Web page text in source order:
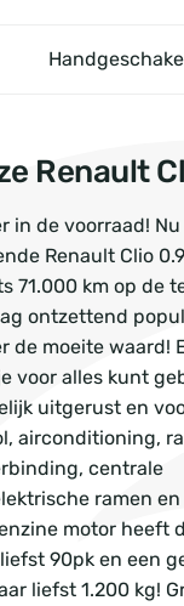
Renault
in de voorraad!
Renault Clio
71.000 km op de
ontzettend
de moeite waard!
voor alles kunt
uitgerust en
airconditioning,
centrale
ramen en
motor heeft
90pk en een
liefst 1.200 kg!